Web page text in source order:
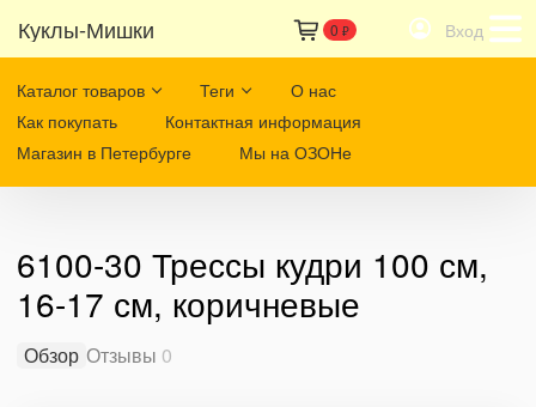
Куклы-Мишки 0 ₽ Вход
Каталог товаров Теги
О нас
Как покупать
Контактная информация
Магазин в Петербурге
Мы на ОЗОНе
6100-30 Трессы кудри 100 см,
16-17 см, коричневые
Обзор Отзывы 0